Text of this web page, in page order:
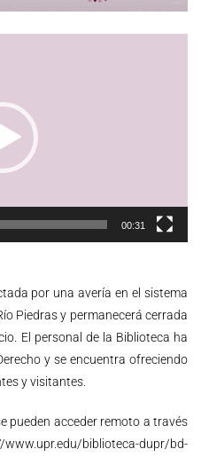
00:31
por una avería en el sistema
Piedras y permanecerá cerrada
El personal de la Biblioteca ha
y se encuentra ofreciendo
y visitantes.
pueden acceder remoto a través
www.upr.edu/biblioteca-dupr/bd-